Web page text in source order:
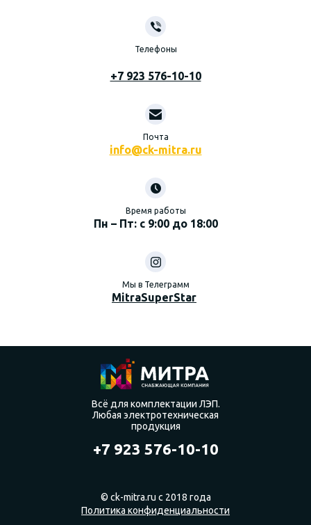
Телефоны
+7 923 576-10-10
Почта
info@ck-mitra.ru
Время работы
Пн – Пт: с 9:00 до 18:00
Мы в Телеграмм
MitraSuperStar
Всё для комплектации ЛЭП.
Любая электротехническая
продукция
+7 923 576-10-10
© ck-mitra.ru с 2018 года
Политика конфиденциальности